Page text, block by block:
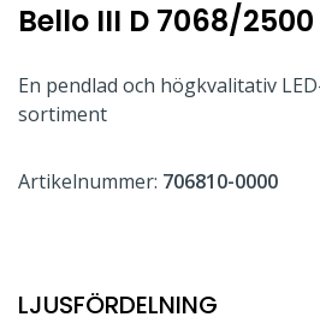
Bello III D 7068/
En pendlad och högkvalitativ
sortiment
Artikelnummer: 706810-0000
LJUSFÖRDELNING